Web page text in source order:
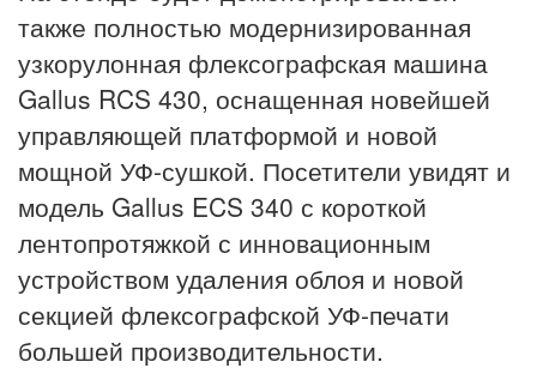
также полностью модернизированная
узкорулонная флексографская машина
Gallus RCS 430, оснащенная новейшей
управляющей платформой и новой
мощной УФ-сушкой. Посетители увидят и
модель Gallus ECS 340 с короткой
лентопротяжкой с инновационным
устройством удаления облоя и новой
секцией флексографской УФ-печати
большей производительности.